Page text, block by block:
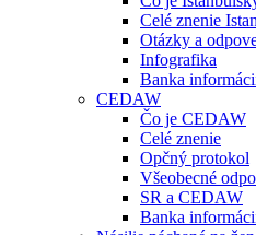
Celé znenie
Otázky a
Infografika
Banka
CEDAW
Čo je CEDAW
Celé znenie
Opčný protokol
Všeobecné
SR a CEDAW
Banka